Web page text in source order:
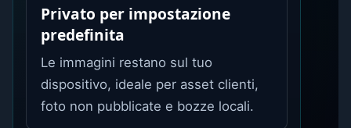
Privato per impostazione
predefinita
Le immagini restano sul tuo
dispositivo, ideale per asset clienti,
foto non pubblicate e bozze locali.